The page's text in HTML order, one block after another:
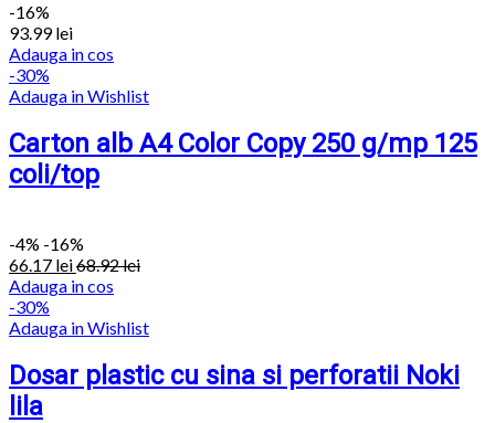
-16%
93.99lei
Adauga in cos
-30%
Adauga in Wishlist
Carton alb A4 Color Copy 250 g/mp 125
coli/top
-4% -16%
66.17 lei68.92lei
Adauga in cos
-30%
Adauga in Wishlist
Dosar plastic cu sina si perforatii Noki
lila